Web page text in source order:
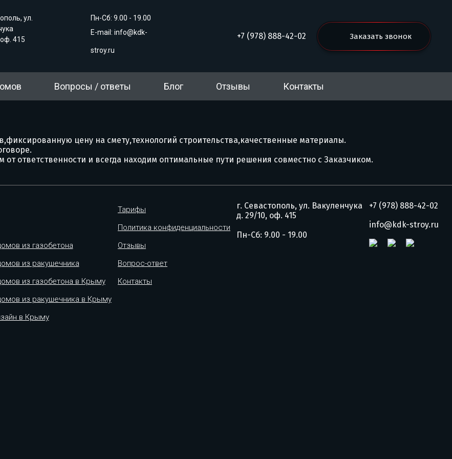
ул.
415
Пн-Сб: 9.00 - 19.00
E-mail: info@kdk-
stroy.ru
+7 (978) 888-42-02 Заказать звонок
Вопросы / ответы Блог Отзывы Контакты
цену на смету,технологий строительства,качественные материалы.
ответственности и всегда находим оптимальные пути решения совместно с Заказчиком.
из газобетона
из ракушечника
из газобетона в Крыму
из ракушечника в Крыму
в Крыму
Тарифы
Политика конфиденциальности
Отзывы
Вопрос-ответ
Контакты
г. Севастополь, ул. Вакуленчука
д. 29/10, оф. 415
Пн-Сб: 9.00 - 19.00
+7 (978) 888-42-02
info@kdk-stroy.ru
Согласие на обработку персональных данных
Согласие на обработку персональных данных